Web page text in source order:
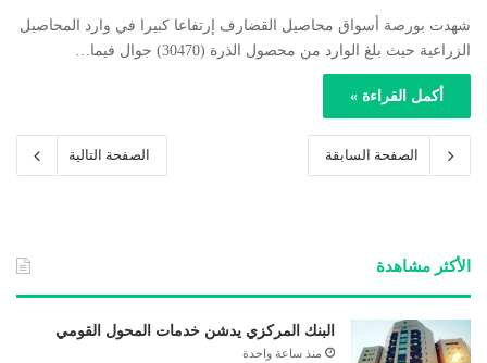
شهدت بورصة أسواق محاصيل القضارف إرتفاعا كبيرا في وارد المحاصيل
الزراعية حيث بلغ الوارد من محصول الذرة (30470) جوال فيما…
أكمل القراءة »
الصفحة السابقة الصفحة التالية
الأكثر مشاهدة
البنك المركزي يدشن خدمات المحول القومي
منذ ساعة واحدة